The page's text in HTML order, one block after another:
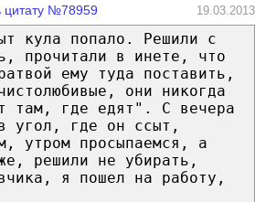
цитату №78959 19.03.2013
кула попало. Решили с
прочитали в инете, что
ему туда поставить,
они никогда
там, где едят". С вечера
угол, где он ссыт,
утром просыпаемся, а
решили не убирать,
я пошел на работу,